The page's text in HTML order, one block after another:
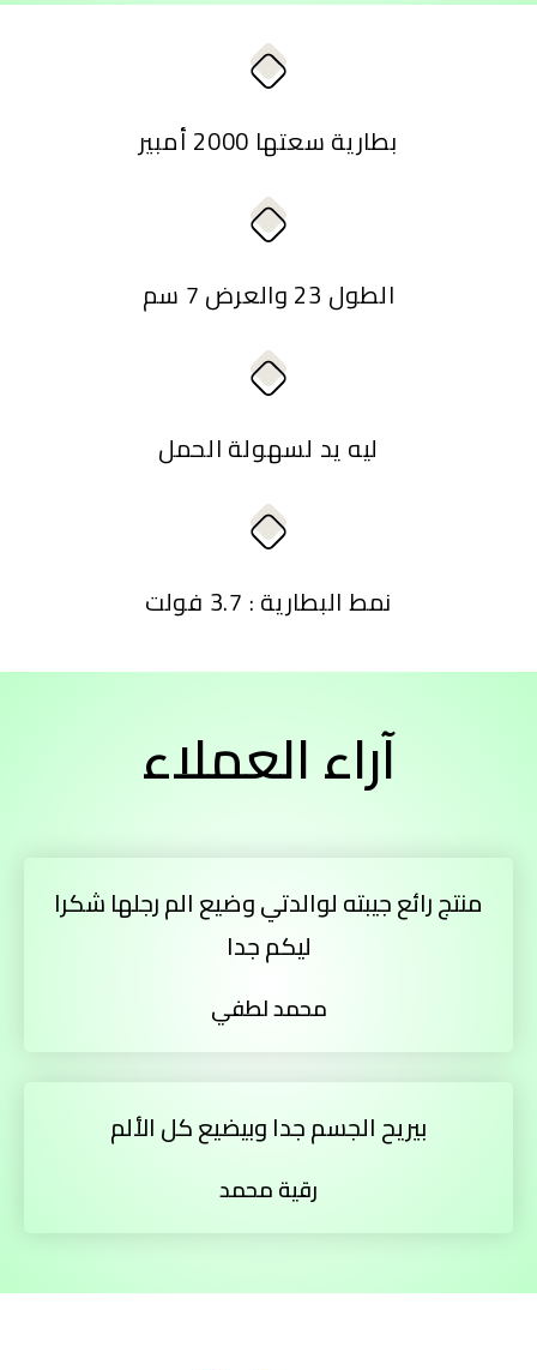
بطارية سعتها 2000 أمبير
الطول 23 والعرض 7 سم
ليه يد لسهولة الحمل
نمط البطارية : 3.7 فولت
آراء العملاء
منتج رائع جيبته لوالدتي وضيع الم رجلها شكرا
ليكم جدا
محمد لطفي
بيريح الجسم جدا وبيضيع كل الألم
رقية محمد